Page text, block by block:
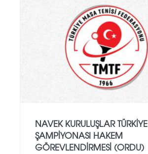
NAVEK KURULUŞLAR TÜRKIYE
ŞAMPIYONASI HAKEM
GÖREVLENDIRMESI (ORDU)